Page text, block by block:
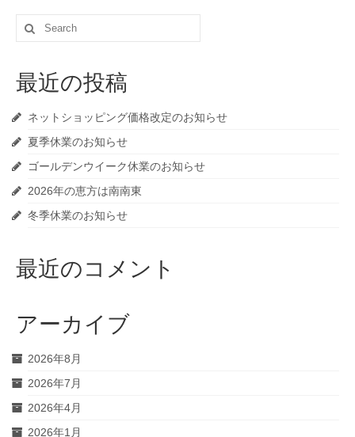
Search
for:
最近の投稿
ネットショッピング価格改定のお知らせ
夏季休業のお知らせ
ゴールデンウイーク休業のお知らせ
2026年の恵方は南南東
冬季休業のお知らせ
最近のコメント
アーカイブ
2026年8月
2026年7月
2026年4月
2026年1月